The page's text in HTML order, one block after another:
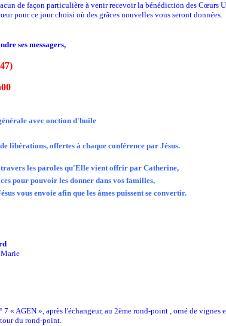
de façon particulière à venir recevoir la bénédiction des Cœurs
pour ce jour choisi où des grâces nouvelles vous seront données.
ses messagers,
avec onction d'huile
libérations, offertes à chaque conférence par Jésus.
les paroles qu'Elle vient offrir par Catherine,
pour pouvoir les donner dans vos familles,
vous envoie afin que les âmes puissent se convertir.
Marie
« AGEN », après l'échangeur, au 2ème rond-point , orné de vignes
tour du rond-point.